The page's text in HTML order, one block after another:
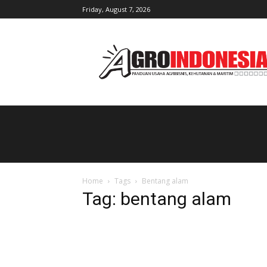
Friday, August 7, 2026
Home Tags Bentang alam
Tag: bentang alam